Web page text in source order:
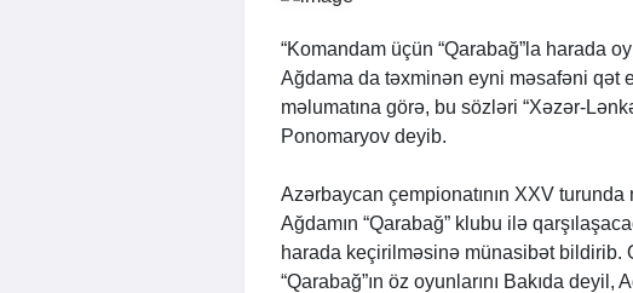
“Komandam üçün “Qarabağ”la harada
Ağdama da təxminən eyni məsafəni qət
məlumatına görə, bu sözləri “Xəzər-
Ponomaryov deyib.
Azərbaycan çempionatının XXV
Ağdamın “Qarabağ” klubu ilə
harada keçirilməsinə münasibət bildirib.
“Qarabağ”ın öz oyunlarını Bakıda